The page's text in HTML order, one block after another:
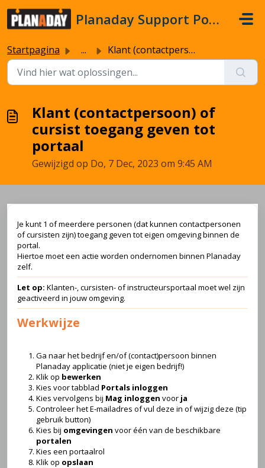
Doorgaan naar hoofdinhoud
Planaday Support Portal
Startpagina ... Klant (contactpersoon) of cursist toegang geven tot portaal
Klant (contactpersoon) of
cursist toegang geven tot
portaal
Gewijzigd op Do, 7 Dec, 2023 om 9:45 AM
Je kunt 1 of meerdere personen (dat kunnen contactpersonen
of cursisten zijn) toegang geven tot eigen omgeving binnen de
portal.
Hiertoe moet een actie worden ondernomen binnen Planaday
zelf.
Let op: Klanten-, cursisten- of instructeursportaal moet wel zijn
geactiveerd in jouw omgeving.
Werkwijze
Ga naar het bedrijf en/of (contact)persoon binnen
Planaday applicatie (niet je eigen bedrijf!)
Klik op bewerken
Kies voor tabblad Portals inloggen
Kies vervolgens bij Mag inloggen voor ja
Controleer het E-mailadres of vul deze in of wijzig deze (tip
gebruik button)
Kies bij omgevingen voor één van de beschikbare
portalen
Kies een portaalrol
Klik op opslaan